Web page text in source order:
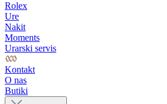
Rolex
Ure
Nakit
Moments
Urarski servis
Kontakt
O nas
Butiki